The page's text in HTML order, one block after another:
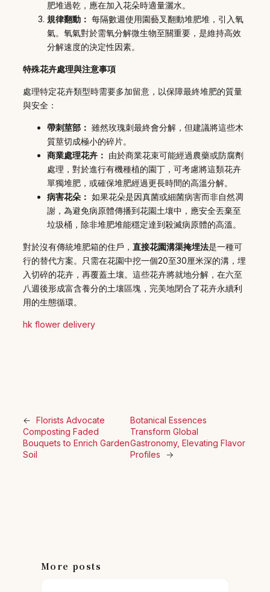
肥堆過乾，應在加入花朵時適量灑水。
規律翻動： 每隔數週使用園藝叉翻動堆肥堆，引入氧
氣。氧氣對於需氧分解微生物至關重要，是維持高效
分解速度的決定性因素。
特殊花卉處理與注意事項
處理特定花卉類型時需要多加留意，以保障最終堆肥的質量
與安全：
帶刺莖部： 雖然玫瑰刺最終會分解，但建議將這些木
質莖切成極小的碎片。
商業處理花卉： 由於商業花束可能經過農藥或防腐劑
處理，對於進行有機種植的園丁，可考慮將這類花卉
單獨堆肥，或確保堆肥經過更長時間的高溫分解。
病害花朵： 如果花朵是因真菌或細菌病害而非自然凋
謝，為避免病原體傳播到花園土壤中，應安全丟棄至
垃圾桶，除非堆肥堆能穩定達到殺滅病原體的高溫。
對於沒有傳統堆肥箱的住戶， 直接花園溝渠掩埋法是一種可
行的替代方案。只需在花園中挖一個20至30厘米深的溝，埋
入切碎的花卉，再覆蓋土壤。這些花卉將就地分解，在六至
八週後形成富含養分的土壤區塊，完美地閉合了花卉永續利
用的生態循環。
hk flower delivery
← Florists Advocate
Composting Faded
Bouquets to Enrich Garden
Soil
Botanical Essences
Transform Global
Gastronomy, Elevating Flavor
Profiles
→
More posts